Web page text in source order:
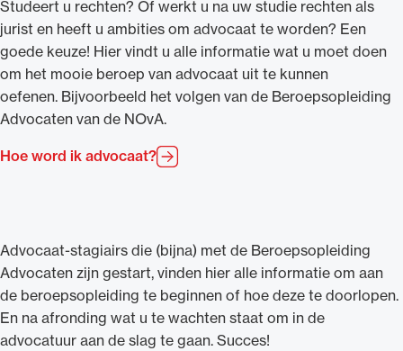
Studeert u rechten? Of werkt u na uw studie rechten als
jurist en heeft u ambities om advocaat te worden? Een
goede keuze! Hier vindt u alle informatie wat u moet doen
om het mooie beroep van advocaat uit te kunnen
oefenen. Bijvoorbeeld het volgen van de Beroepsopleiding
Advocaten van de NOvA.
Hoe word ik advocaat?
Advocaat-stagiairs die (bijna) met de Beroepsopleiding
Advocaten zijn gestart, vinden hier alle informatie om aan
de beroepsopleiding te beginnen of hoe deze te doorlopen.
En na afronding wat u te wachten staat om in de
advocatuur aan de slag te gaan. Succes!
advocatuur (Roda).
het rechtsgebiedenregister en
geheimhoudernummers.